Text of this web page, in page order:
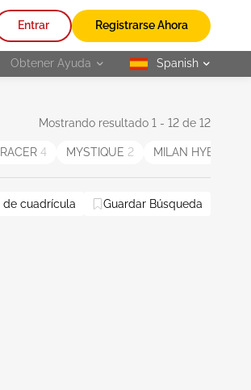
Entrar Registrarse Ahora
Obtener Ayuda selected
Spanish
Mostrando resultado 1 - 12 de 12
4 MYSTIQUE 2 MILAN HYBRID
de cuadrícula Guardar Búsqueda